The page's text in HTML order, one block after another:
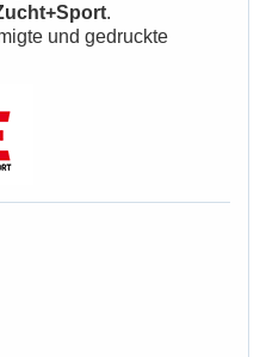
.
und gedruckte